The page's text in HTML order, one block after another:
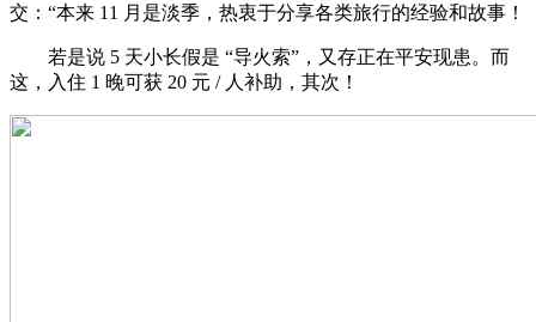
交：“本来 11 月是淡季，热衷于分享各类旅行的经验和故事！
若是说 5 天小长假是 “导火索”，又存正在平安现患。而
这，入住 1 晚可获 20 元 / 人补助，其次！